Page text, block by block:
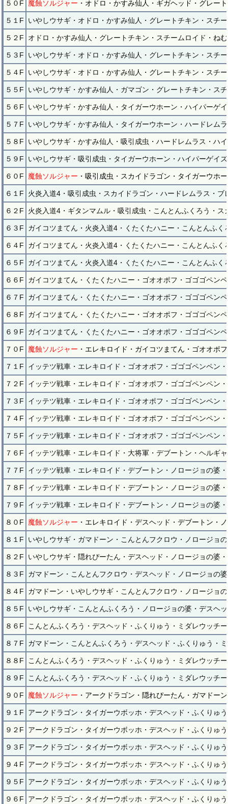
５０F 魔蝕ソルジャー ・オドロ・かすみ仙人・ギガヘッド・グレー
５１F いやしウサギ・オドロ・かすみ仙人・グレートチキン・スチ
５２F オドロ・かすみ仙人・グレートチキン・スチームロイド・ね
５３F いやしウサギ・オドロ・かすみ仙人・グレートチキン・スチ
５４F いやしウサギ・オドロ・かすみ仙人・グレートチキン・スチ
５５F いやしウサギ・かすみ仙人・ガマゴン・グレートチキン・ス
５６F いやしウサギ・かすみ仙人・タイガーウホーン・ハイパーゲ
５７F いやしウサギ・かすみ仙人・タイガーウホーン・ハードレム
５８F いやしウサギ・かすみ仙人・吸引成虫・ハードレムラス・ハ
５９F いやしウサギ・吸引成虫・タイガーウホーン・ハイパーゲイ
６０F 魔蝕ソルジャー ・吸引成虫・スカイドラゴン・タイガーウホ
６１F 火炎入道4・吸引成虫・スカイドラゴン・ハードレムラス・ブ
６２F 火炎入道4・ギタンマムル・吸引成虫・こんとんふくろう・
６３F ガイコツまてん・火炎入道4・くたくたハニー・こんとんふ
６４F ガイコツまてん・火炎入道4・くたくたハニー・こんとんふ
６５F ガイコツまてん・火炎入道4・くたくたハニー・こんとんふ
６６F ガイコツまてん・くたくたハニー・ゴオオポフ・ゴゴゴペン
６７F ガイコツまてん・くたくたハニー・ゴオオポフ・ゴゴゴペン
６８F ガイコツまてん・くたくたハニー・ゴオオポフ・ゴゴゴペン
６９F ガイコツまてん・くたくたハニー・ゴオオポフ・ゴゴゴペン
７０F 魔蝕ソルジャー ・エレキロイド・ガイコツまてん・ゴオオポ
７１F イッテツ戦車・エレキロイド・ゴオオポフ・ゴゴゴペンペン
７２F イッテツ戦車・エレキロイド・ゴオオポフ・ゴゴゴペンペン
７３F イッテツ戦車・エレキロイド・ゴオオポフ・ゴゴゴペンペン
７４F イッテツ戦車・エレキロイド・ゴオオポフ・ゴゴゴペンペン
７５F イッテツ戦車・エレキロイド・ゴオオポフ・ゴゴゴペンペン
７６F イッテツ戦車・エレキロイド・大将軍・デブートン・ヘルギ
７７F イッテツ戦車・エレキロイド・デブートン・ノロージョの婆
７８F イッテツ戦車・エレキロイド・デブートン・ノロージョの婆
７９F イッテツ戦車・エレキロイド・デブートン・ノロージョの婆
８０F 魔蝕ソルジャー ・エレキロイド・デスヘッド・デブートン・
８１F いやしウサギ・ガマドーン・こんとんフクロウ・ノロージョ
８２F いやしウサギ・隠れぴーたん・デスヘッド・ノロージョの婆
８３F ガマドーン・こんとんフクロウ・デスヘッド・ノロージョの
８４F ガマドーン・いやしウサギ・こんとんフクロウ・ノロージョ
８５F いやしウサギ・こんとんふくろう・ノロージョの婆・デスヘ
８６F こんとんふくろう・デスヘッド・ふくりゅう・ミダレウッチ
８７F ガマドーン・こんとんふくろう・デスヘッド・ふくりゅう・
８８F こんとんふくろう・デスヘッド・ふくりゅう・ミダレウッチ
８９F こんとんふくろう・デスへッド・ふくりゅう・ミダレウッチ
９０F 魔蝕ソルジャー ・アークドラゴン・隠れぴーたん・ガマドー
９１F アークドラゴン・タイガーウボッホ・デスヘッド・ふくりゅ
９２F アークドラゴン・タイガーウボッホ・デスヘッド・ふくりゅ
９３F アークドラゴン・タイガーウボッホ・デスヘッド・ふくりゅ
９４F アークドラゴン・タイガーウボッホ・デスヘッド・ふくりゅ
９５F アークドラゴン・タイガーウボッホ・デスヘッド・ふくりゅ
９６F アークドラゴン・タイガーウボッホ・デスヘッド・ふくりゅ